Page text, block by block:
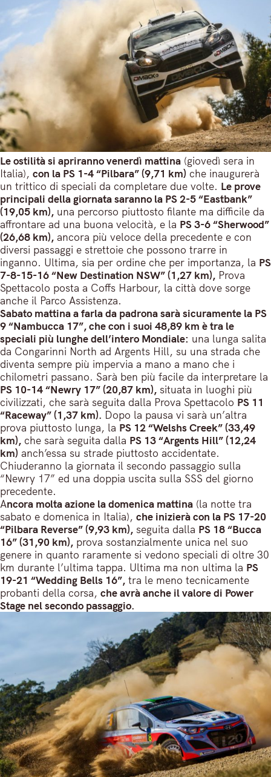
Le ostilità si apriranno venerdì mattina (giovedì sera in
Italia), con la PS 1-4 “Pilbara” (9,71 km) che inaugurerà
un trittico di speciali da completare due volte. Le prove
principali della giornata saranno la PS 2-5 “Eastbank”
(19,05 km), una percorso piuttosto filante ma difficile da
affrontare ad una buona velocità, e la PS 3-6 “Sherwood”
(26,68 km), ancora più veloce della precedente e con
diversi passaggi e strettoie che possono trarre in
inganno. Ultima, sia per ordine che per importanza, la PS
7-8-15-16 “New Destination NSW” (1,27 km), Prova
Spettacolo posta a Coffs Harbour, la città dove sorge
anche il Parco Assistenza.
Sabato mattina a farla da padrona sarà sicuramente la PS
9 “Nambucca 17”, che con i suoi 48,89 km è tra le
speciali più lunghe dell’intero Mondiale: una lunga salita
da Congarinni North ad Argents Hill, su una strada che
diventa sempre più impervia a mano a mano che i
chilometri passano. Sarà ben più facile da interpretare la
PS 10-14 “Newry 17” (20,87 km), situata in luoghi più
civilizzati, che sarà seguita dalla Prova Spettacolo PS 11
“Raceway” (1,37 km). Dopo la pausa vi sarà un’altra
prova piuttosto lunga, la PS 12 “Welshs Creek” (33,49
km), che sarà seguita dalla PS 13 “Argents Hill” (12,24
km) anch’essa su strade piuttosto accidentate.
Chiuderanno la giornata il secondo passaggio sulla
“Newry 17” ed una doppia uscita sulla SSS del giorno
precedente.
Ancora molta azione la domenica mattina (la notte tra
sabato e domenica in Italia), che inizierà con la PS 17-20
“Pilbara Reverse” (9,93 km), seguita dalla PS 18 “Bucca
16” (31,90 km), prova sostanzialmente unica nel suo
genere in quanto raramente si vedono speciali di oltre 30
km durante l’ultima tappa. Ultima ma non ultima la PS
19-21 “Wedding Bells 16”, tra le meno tecnicamente
probanti della corsa, che avrà anche il valore di Power
Stage nel secondo passaggio.